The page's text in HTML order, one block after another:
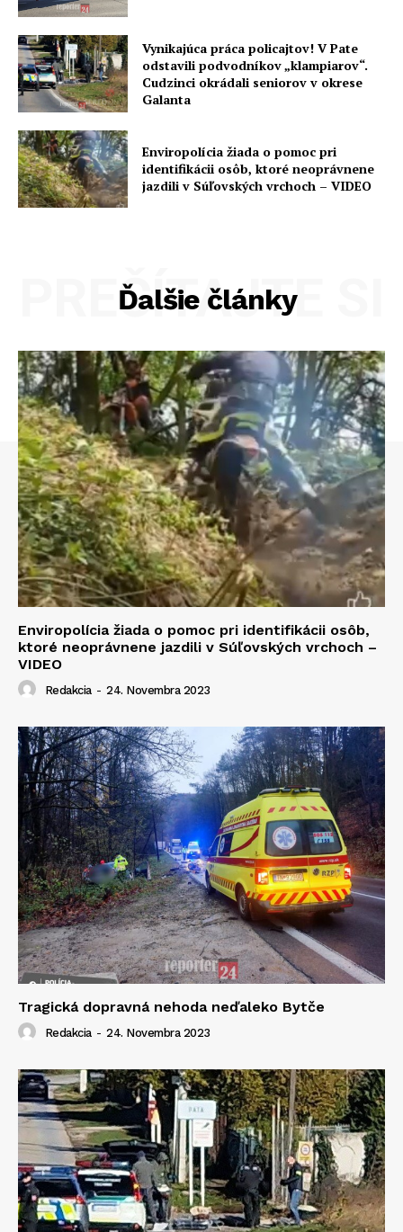
Vynikajúca práca policajtov! V Pate
odstavili podvodníkov „klampiarov“.
Cudzinci okrádali seniorov v okrese
Galanta
Enviropolícia žiada o pomoc pri
identifikácii osôb, ktoré neoprávnene
jazdili v Súľovských vrchoch – VIDEO
Ďalšie články
PREČÍTAJTE SI
Enviropolícia žiada o pomoc pri identifikácii osôb,
ktoré neoprávnene jazdili v Súľovských vrchoch –
VIDEO
Redakcia - 24. Novembra 2023
Tragická dopravná nehoda neďaleko Bytče
Redakcia - 24. Novembra 2023